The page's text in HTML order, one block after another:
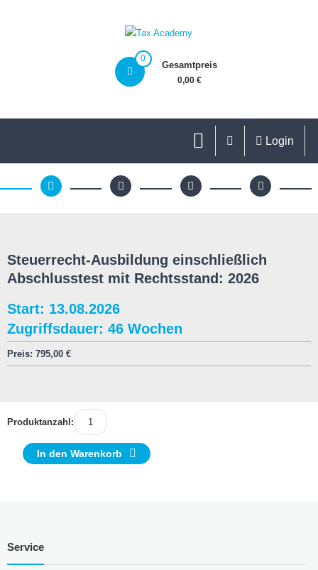
0
Gesamtpreis
0,00 €
Login
Steuerrecht-Ausbildung einschließlich
Abschlusstest mit Rechtsstand: 2026
Start: 13.08.2026
Zugriffsdauer: 46 Wochen
Preis: 795,00 €
Produktanzahl:
In den Warenkorb
Service